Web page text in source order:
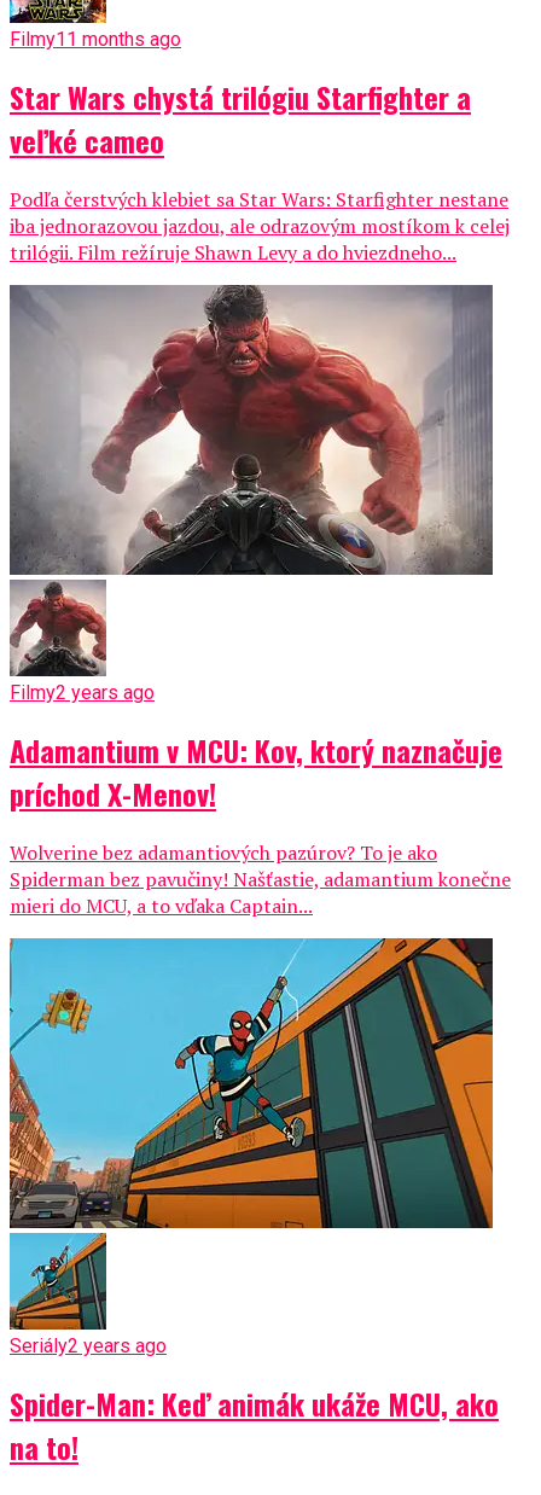
Filmy11 months ago
Star Wars chystá trilógiu Starfighter a
veľké cameo
Podľa čerstvých klebiet sa Star Wars: Starfighter nestane
iba jednorazovou jazdou, ale odrazovým mostíkom k celej
trilógii. Film režíruje Shawn Levy a do hviezdneho...
Filmy2 years ago
Adamantium v MCU: Kov, ktorý naznačuje
príchod X-Menov!
Wolverine bez adamantiových pazúrov? To je ako
Spiderman bez pavučiny! Našťastie, adamantium konečne
mieri do MCU, a to vďaka Captain...
Seriály2 years ago
Spider-Man: Keď animák ukáže MCU, ako
na to!